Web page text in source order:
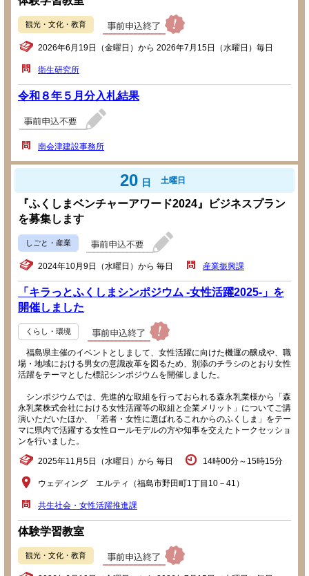
観光・文化・教育
2026年6月19日（金曜日）から 2026年7月15日（水曜日）毎日
衛生研究所
令和８年５月分入札結果
南会津建設事務所
20 日 土曜日
『ふくしまベンチャーアワード2024』ビジネスプラン
を募集します
しごと・産業
2024年10月9日（水曜日）から 毎日 産業振興課
「キラっとふくしまシンポジウム -女性活躍2025-」を
開催しました
くらし・環境
福島県主催のイベントとしまして、女性活躍に向けた機運の醸成や、職
場・地域における男女の意識改革を図るため、別添のチラシのとおり女性
活躍をテーマとした標記シンポジウムを開催しました。
シンポジウムでは、先進的な取組を行っておられる森永乳業様から「森
永乳業株式会社における女性活躍等の取組と企業メリット」についてご講
演いただいたほか、「若者・女性に選ばれるこれからのふくしま」をテー
マに県内で活躍する女性ロールモデルの方や知事を交えたトークセッショ
ンを行いました。
2025年11月5日（水曜日）から 毎日 14時00分～15時15分
ウェディング エルティ（福島市野田町1丁目10－41）
共生社会・女性活躍推進課
体験学習教室
観光・文化・教育